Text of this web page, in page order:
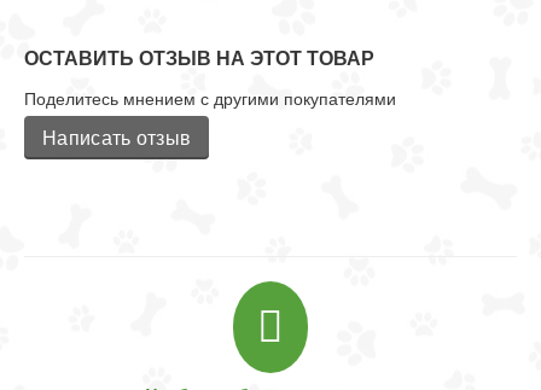
ОСТАВИТЬ ОТЗЫВ НА ЭТОТ ТОВАР
Поделитесь мнением с другими покупателями
Написать отзыв